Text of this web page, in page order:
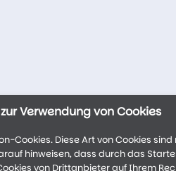
Verwendung von Cookies
Diese Art von Cookies
hinweisen, dass durch das
von Drittanbieter auf Ihrem